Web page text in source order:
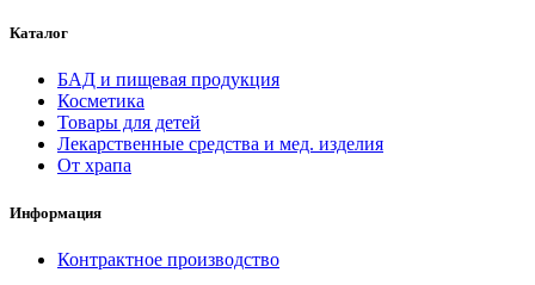
Каталог
БАД и пищевая продукция
Косметика
Товары для детей
Лекарственные средства и мед. изделия
От храпа
Информация
Контрактное производство